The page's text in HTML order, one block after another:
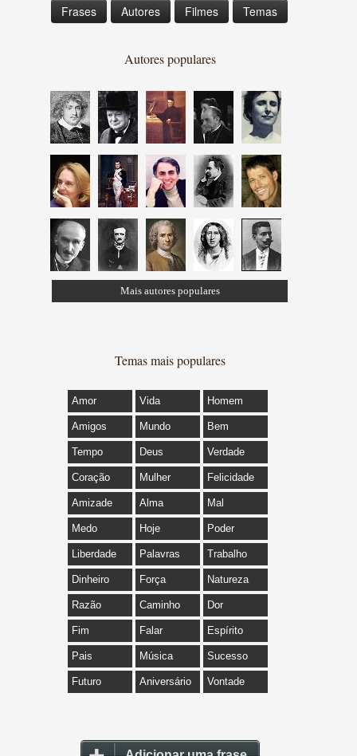
Frases Autores Filmes Temas
Autores populares
Mais autores populares
Temas mais populares
Amor Vida Homem
Amigos Mundo Bem
Tempo Deus Verdade
Coração Mulher Felicidade
Amizade Alma Mal
Medo Hoje Poder
Liberdade Palavras Trabalho
Dinheiro Força Natureza
Razão Caminho Dor
Fim Falar Espírito
Pais Música Sucesso
Futuro Aniversário Vontade